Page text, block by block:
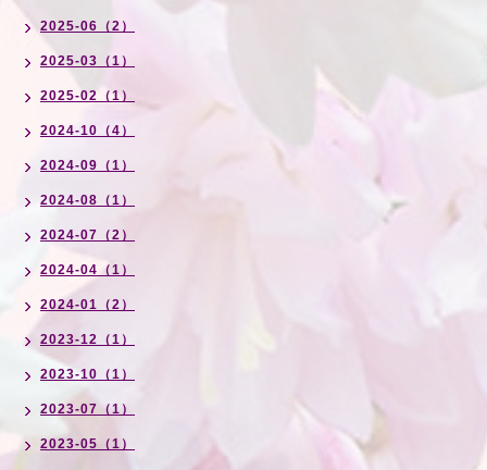
2025-06（2）
2025-03（1）
2025-02（1）
2024-10（4）
2024-09（1）
2024-08（1）
2024-07（2）
2024-04（1）
2024-01（2）
2023-12（1）
2023-10（1）
2023-07（1）
2023-05（1）